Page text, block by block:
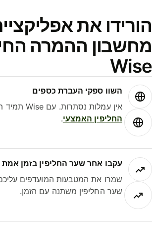
את
ההמרה
השוו ספקי העברת כספים
אין עמלות נסתרות. עם Wise תמיד תקבלו את
החליפין האמצעי.
עקבו אחר שער החליפין בזמן אמת
שמרו את המטבעות המועדפים עליכם
שער החליפין משתנה עם הזמן.